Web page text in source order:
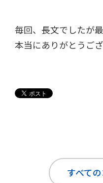
毎回、長文でしたが
本当にありがとうござ
すべて